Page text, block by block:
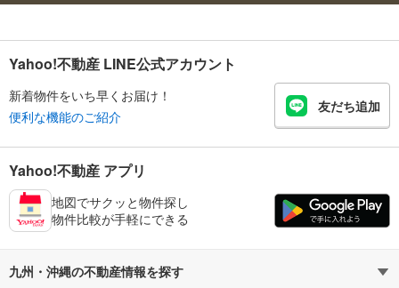
Yahoo!不動産 LINE公式アカウント
新着物件をいち早くお届け！
便利な機能のご紹介
友だち追加
Yahoo!不動産 アプリ
地図でサクッと物件探し
物件比較が手軽にできる
九州・沖縄の不動産情報を探す